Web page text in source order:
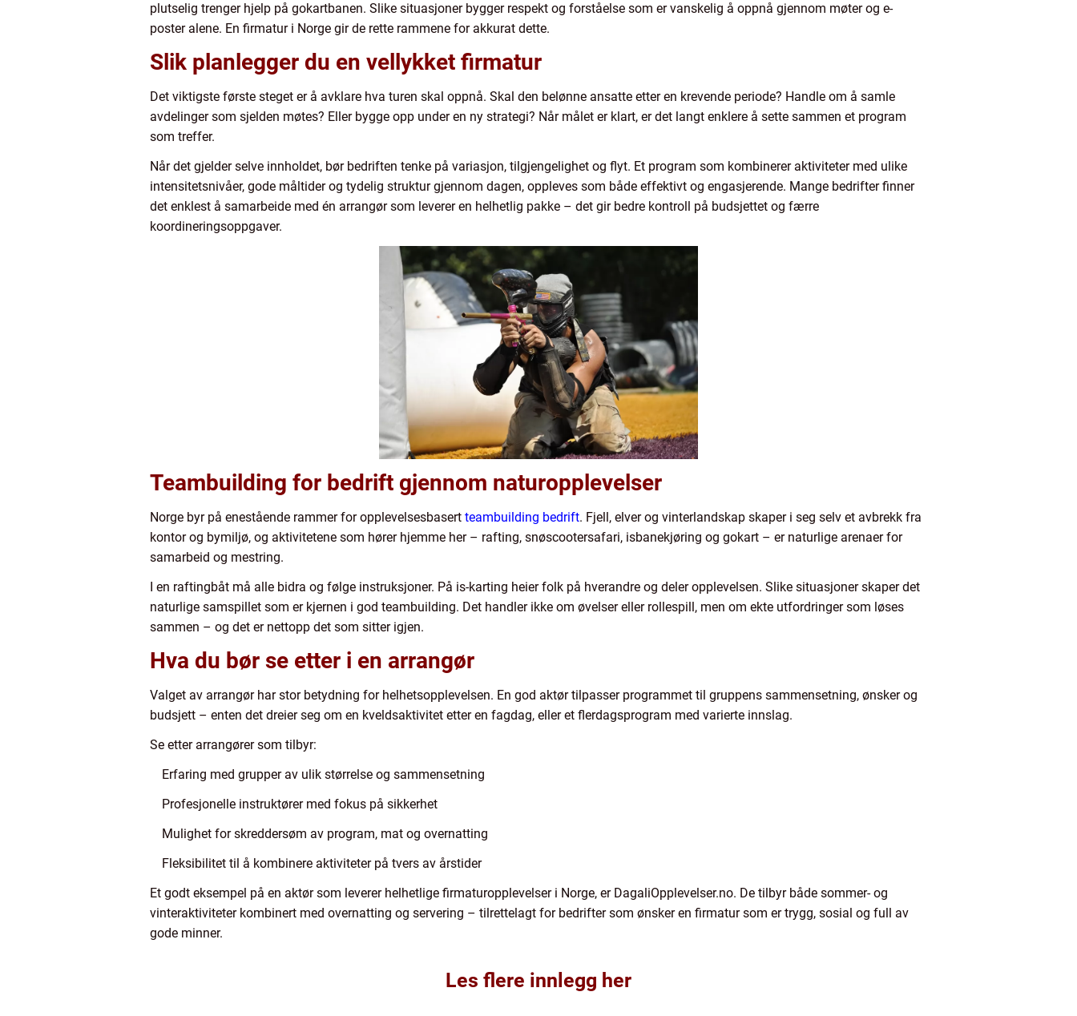
plutselig trenger hjelp på gokartbanen. Slike situasjoner bygger respekt og forståelse som er vanskelig å oppnå gjennom møter og e-
poster alene. En firmatur i Norge gir de rette rammene for akkurat dette.
Slik planlegger du en vellykket firmatur
Det viktigste første steget er å avklare hva turen skal oppnå. Skal den belønne ansatte etter en krevende periode? Handle om å samle
avdelinger som sjelden møtes? Eller bygge opp under en ny strategi? Når målet er klart, er det langt enklere å sette sammen et program
som treffer.
Når det gjelder selve innholdet, bør bedriften tenke på variasjon, tilgjengelighet og flyt. Et program som kombinerer aktiviteter med ulike
intensitetsnivåer, gode måltider og tydelig struktur gjennom dagen, oppleves som både effektivt og engasjerende. Mange bedrifter finner
det enklest å samarbeide med én arrangør som leverer en helhetlig pakke – det gir bedre kontroll på budsjettet og færre
koordineringsoppgaver.
Teambuilding for bedrift gjennom naturopplevelser
Norge byr på enestående rammer for opplevelsesbasert teambuilding bedrift. Fjell, elver og vinterlandskap skaper i seg selv et avbrekk fra
kontor og bymiljø, og aktivitetene som hører hjemme her – rafting, snøscootersafari, isbanekjøring og gokart – er naturlige arenaer for
samarbeid og mestring.
I en raftingbåt må alle bidra og følge instruksjoner. På is-karting heier folk på hverandre og deler opplevelsen. Slike situasjoner skaper det
naturlige samspillet som er kjernen i god teambuilding. Det handler ikke om øvelser eller rollespill, men om ekte utfordringer som løses
sammen – og det er nettopp det som sitter igjen.
Hva du bør se etter i en arrangør
Valget av arrangør har stor betydning for helhetsopplevelsen. En god aktør tilpasser programmet til gruppens sammensetning, ønsker og
budsjett – enten det dreier seg om en kveldsaktivitet etter en fagdag, eller et flerdagsprogram med varierte innslag.
Se etter arrangører som tilbyr:
Erfaring med grupper av ulik størrelse og sammensetning
Profesjonelle instruktører med fokus på sikkerhet
Mulighet for skreddersøm av program, mat og overnatting
Fleksibilitet til å kombinere aktiviteter på tvers av årstider
Et godt eksempel på en aktør som leverer helhetlige firmaturopplevelser i Norge, er DagaliOpplevelser.no. De tilbyr både sommer- og
vinteraktiviteter kombinert med overnatting og servering – tilrettelagt for bedrifter som ønsker en firmatur som er trygg, sosial og full av
gode minner.
Les flere innlegg her